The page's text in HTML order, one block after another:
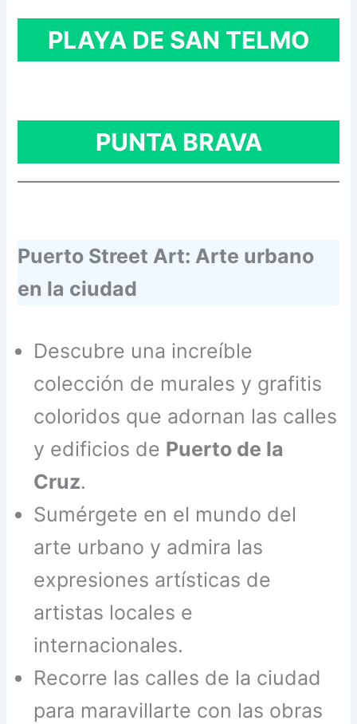
PLAYA DE SAN TELMO
PUNTA BRAVA
Puerto Street Art: Arte urbano
en la ciudad
Descubre una increíble
colección de murales y grafitis
coloridos que adornan las calles
y edificios de Puerto de la
Cruz.
Sumérgete en el mundo del
arte urbano y admira las
expresiones artísticas de
artistas locales e
internacionales.
Recorre las calles de la ciudad
para maravillarte con las obras